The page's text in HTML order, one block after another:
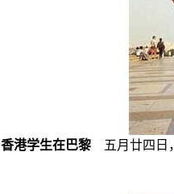
香港学生在巴黎 五月廿四日